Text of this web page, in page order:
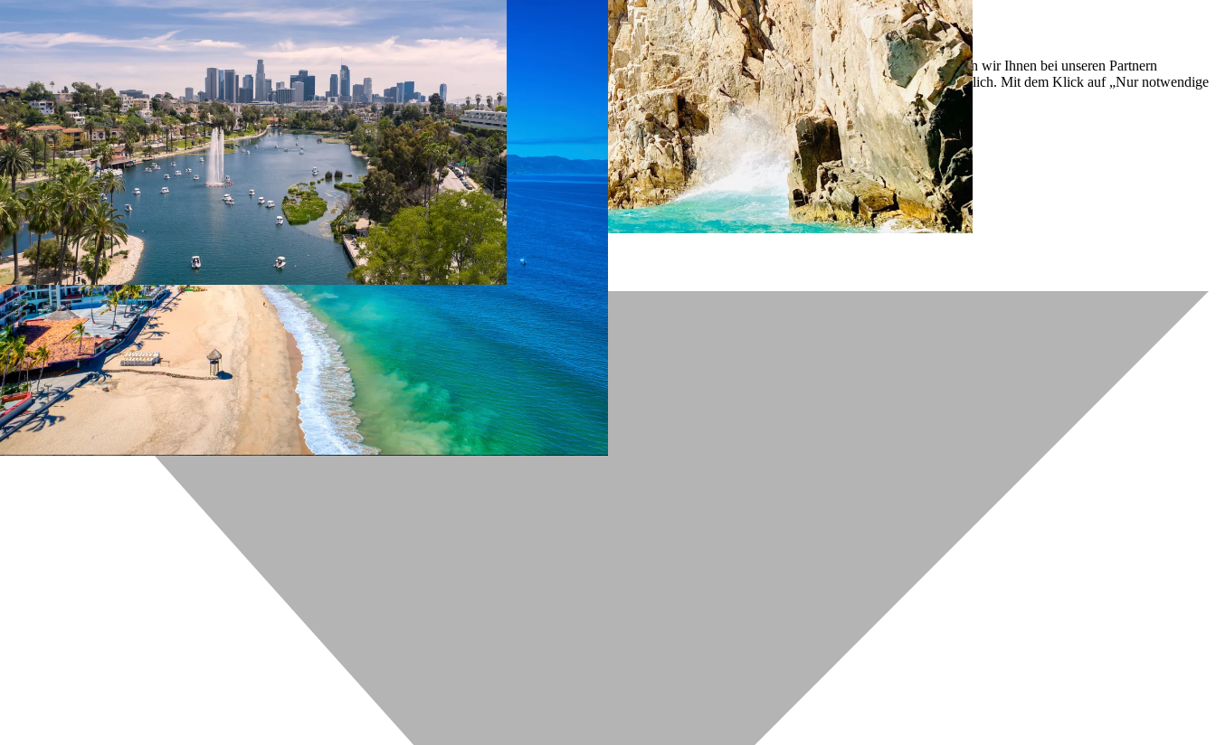
Unvergleichlich lecker
Mit dem Klick auf „geht klar” ermöglichen Sie uns Ihnen über Cookies ein verbessertes Nutzungserlebnis zu servieren und dieses kontinuierlich zu verbessern. So können wir Ihnen bei unseren Partnern
personalisierte Werbung und passende Angebote anzeigen. Über „anpassen” können Sie Ihre persönlichen Präferenzen festlegen. Dies ist auch nachträglich jederzeit möglich. Mit dem Klick auf „Nur notwendige
Cookies” werden lediglich technisch notwendige Cookies gespeichert.
Anpassen Geht klar
Datenschutzerklärung
Cookierichtlinie Impressum
« zurück
Ihre Cookie-Präferenzen verwalten
Wählen Sie, welche Cookies Sie auf check24.de akzeptieren.
Die Cookierichtlinie finden Sie
Notwendig